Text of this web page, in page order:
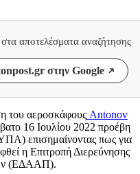
αποτελέσματα αναζήτησης
στην Google
του αεροσκάφους Antonov
16 Ιουλίου 2022 προέβη
επισημαίνοντας πως για
η Επιτροπή Διερεύνησης
(ΕΔΑΑΠ).